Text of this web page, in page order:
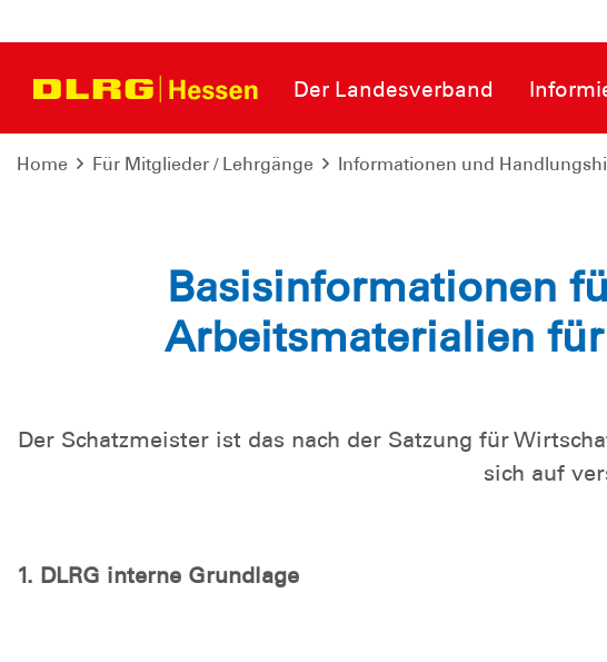
Der Landesverband
Home Für Mitglieder / Lehrgänge Informationen und
Basisinformationen
Arbeitsmaterialien
Der Schatzmeister ist das nach der Satzung für
sich auf
1. DLRG interne Grundlage